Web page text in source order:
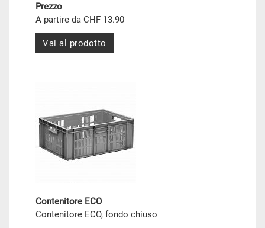
Prezzo
A partire da CHF 13.90
Vai al prodotto
Contenitore ECO
Contenitore ECO, fondo chiuso